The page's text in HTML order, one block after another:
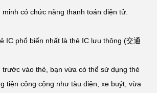
có chức năng thanh toán điện tử.
IC phổ biến nhất là thẻ IC lưu thông (交通
trước vào thẻ, bạn vừa có thể sử dụng thẻ
tiện công cộng như tàu điện, xe buýt, vừa